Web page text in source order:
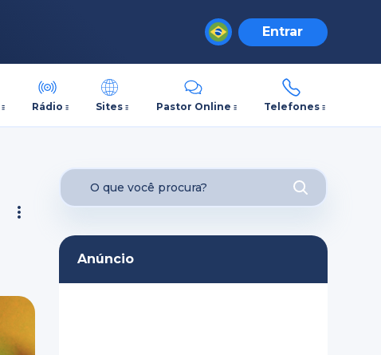
Entrar
Rádio Sites Pastor Online Telefones
Anúncio